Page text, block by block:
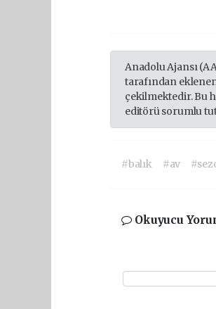
Anadolu Ajansı
tarafından
çekilmektedir. Bu
editörü sorumlu
#balık #av
Okuyucu